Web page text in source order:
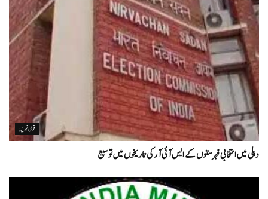
قومی خبریں
دہلی میں انتخابی فہرستوں کے ایس آئی آر کی تاریخوں میں توسیع